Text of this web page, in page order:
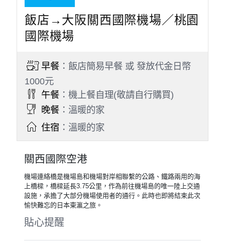
飯店→大阪關西國際機場／桃園
國際機場
早餐：飯店簡易早餐 或 發放代金日幣
1000元
午餐：機上餐自理(敬請自行購買)
晚餐：溫暖的家
住宿：溫暖的家
關西國際空港
機場連絡橋是機場島和機場對岸相聯繫的公路、鐵路兩用的海
上橋樑，橋樑延長3.75公里，作為前往機場島的唯一陸上交通
設施，承擔了大部分機場使用者的通行。此時也即將結束此次
愉快難忘的日本東瀛之旅。
貼心提醒